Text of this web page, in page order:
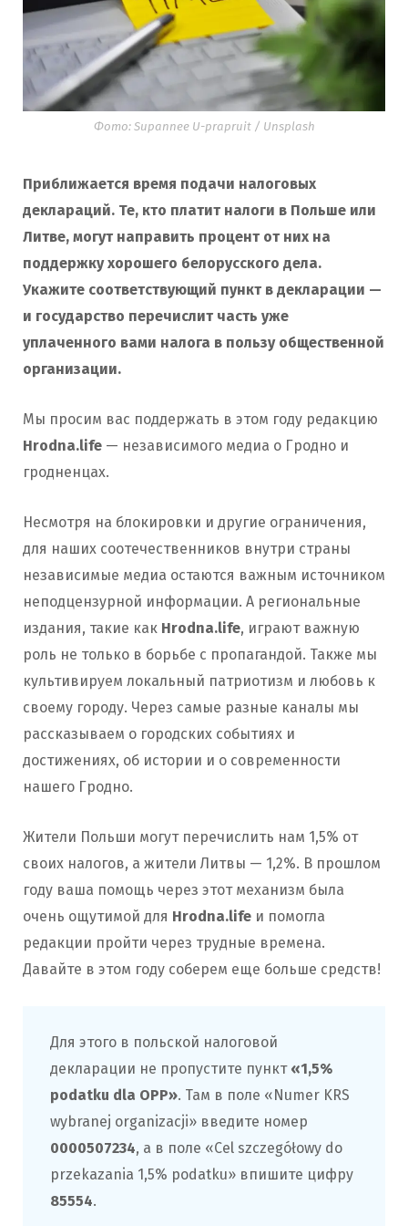
Фото: Supannee U-prapruit / Unsplash
Приближается время подачи налоговых
деклараций. Те, кто платит налоги в Польше или
Литве, могут направить процент от них на
поддержку хорошего белорусского дела.
Укажите соответствующий пункт в декларации —
и государство перечислит часть уже
уплаченного вами налога в пользу общественной
организации.
Мы просим вас поддержать в этом году редакцию
Hrodna.life — независимого медиа о Гродно и
гродненцах.
Несмотря на блокировки и другие ограничения,
для наших соотечественников внутри страны
независимые медиа остаются важным источником
неподцензурной информации. А региональные
издания, такие как Hrodna.life, играют важную
роль не только в борьбе с пропагандой. Также мы
культивируем локальный патриотизм и любовь к
своему городу. Через самые разные каналы мы
рассказываем о городских событиях и
достижениях, об истории и о современности
нашего Гродно.
Жители Польши могут перечислить нам 1,5% от
своих налогов, а жители Литвы — 1,2%. В прошлом
году ваша помощь через этот механизм была
очень ощутимой для Hrodna.life и помогла
редакции пройти через трудные времена.
Давайте в этом году соберем еще больше средств!
Для этого в польской налоговой
декларации не пропустите пункт «1,5%
podatku dla OPP». Там в поле «Numer KRS
wybranej organizacji» введите номер
0000507234, а в поле «Cel szczegółowy do
przekazania 1,5% podatku» впишите цифру
85554.